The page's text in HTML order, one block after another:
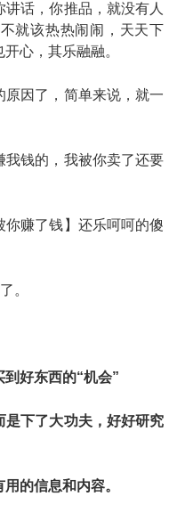
话，你推品，就没有人
就该热热闹闹，天天下
心，其乐融融。
因了，简单来说，就一
我钱的，我被你卖了还要
赚了钱】还乐呵呵的傻
。
好东西的“机会”
下了大功夫，好好研究
的信息和内容。